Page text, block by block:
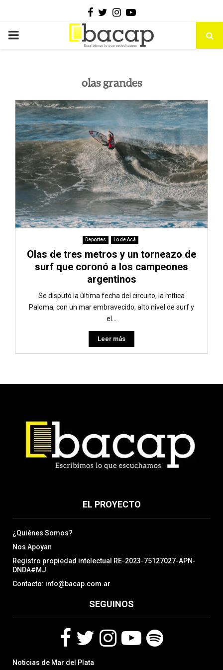
Facebook
Twitter
Instagram
Youtube
PRIMARY
olas grandes
Deportes Lo de Acá
Olas de tres metros y un torneazo de
surf que coronó a los campeones
argentinos
Se disputó la última fecha del circuito, la mítica
Paloma, con un mar embravecido, alto nivel de surf y
el...
Leer más
EL PROYECTO
¿Quiénes Somos?
Nos Apoyan
Registro propiedad intelectual RE-2023-75127027-APN-
DNDA#MJ
Contacto: info@bacap.com.ar
SEGUINOS
a
w
Noticias de Mar del Plata